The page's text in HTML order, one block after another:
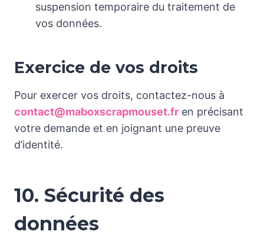
suspension temporaire du traitement de
vos données.
Exercice de vos droits
Pour exercer vos droits, contactez-nous à
contact@maboxscrapmouset.fr en précisant
votre demande et en joignant une preuve
d’identité.
10. Sécurité des
données